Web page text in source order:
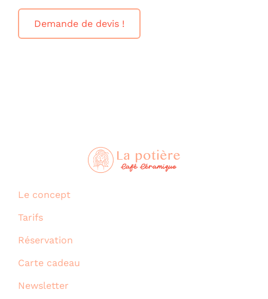
Demande de devis !
Le concept
Tarifs
Réservation
Carte cadeau
Newsletter